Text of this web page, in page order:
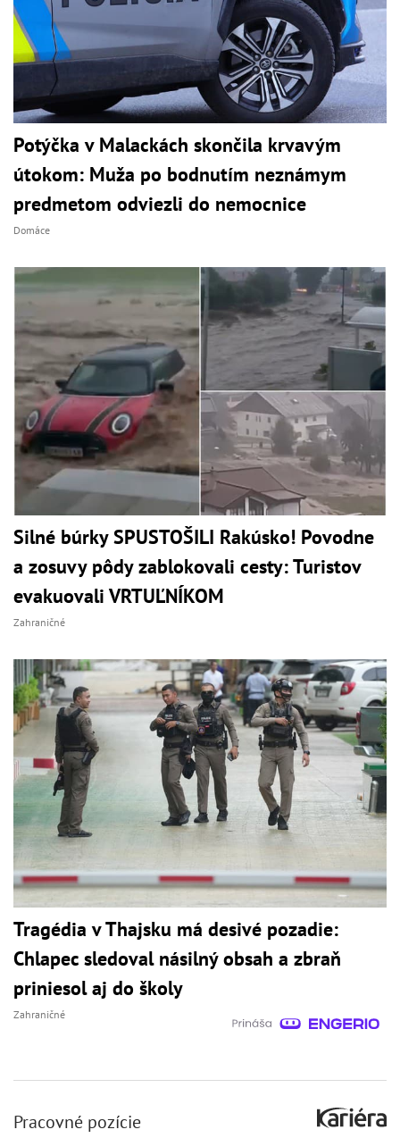
Potýčka v Malackách skončila krvavým
útokom: Muža po bodnutím neznámym
predmetom odviezli do nemocnice
Domáce
Silné búrky SPUSTOŠILI Rakúsko! Povodne
a zosuvy pôdy zablokovali cesty: Turistov
evakuovali VRTUĽNÍKOM
Zahraničné
Tragédia v Thajsku má desivé pozadie:
Chlapec sledoval násilný obsah a zbraň
priniesol aj do školy
Zahraničné
Pracovné pozície